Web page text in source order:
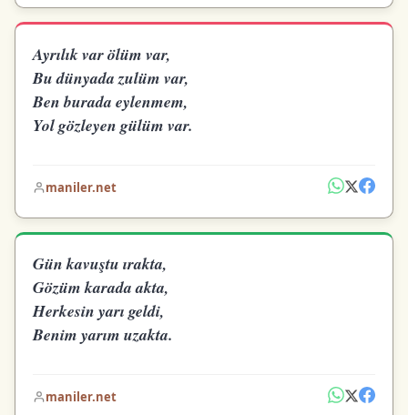
Ayrılık var ölüm var,
Bu dünyada zulüm var,
Ben burada eylenmem,
Yol gözleyen gülüm var.
maniler.net
Gün kavuştu ırakta,
Gözüm karada akta,
Herkesin yarı geldi,
Benim yarım uzakta.
maniler.net